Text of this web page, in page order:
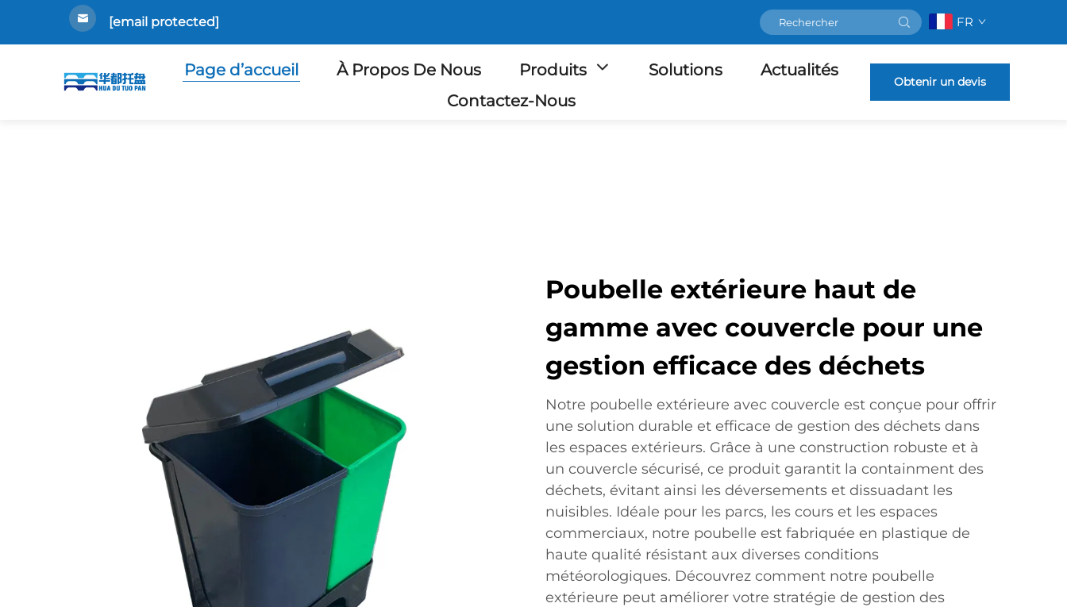
[email protected] FR
Page d’accueil À Propos De Nous Produits Solutions
Actualités
Contactez-Nous
Obtenir un devis
Poubelle extérieure haut de
gamme avec couvercle pour une
gestion efficace des déchets
Notre poubelle extérieure avec couvercle est conçue pour offrir
une solution durable et efficace de gestion des déchets dans
les espaces extérieurs. Grâce à une construction robuste et à
un couvercle sécurisé, ce produit garantit la containment des
déchets, évitant ainsi les déversements et dissuadant les
nuisibles. Idéale pour les parcs, les cours et les espaces
commerciaux, notre poubelle est fabriquée en plastique de
haute qualité résistant aux diverses conditions
météorologiques. Découvrez comment notre poubelle
extérieure peut améliorer votre stratégie de gestion des